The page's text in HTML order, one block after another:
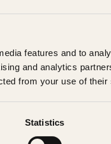
features and to
and analytics
from your use of
Statistics
I tillegg til å være en